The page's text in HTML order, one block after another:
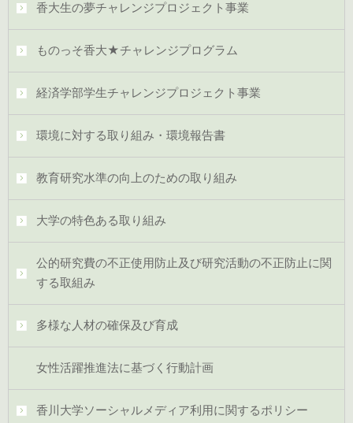
香大生の夢チャレンジプロジェクト事業
ものっそ香大★チャレンジプログラム
経済学部学生チャレンジプロジェクト事業
環境に対する取り組み・環境報告書
教育研究水準の向上のための取り組み
大学の特色ある取り組み
公的研究費の不正使用防止及び研究活動の不正防止に関
する取組み
多様な人材の確保及び育成
女性活躍推進法に基づく行動計画
香川大学ソーシャルメディア利用に関するポリシー